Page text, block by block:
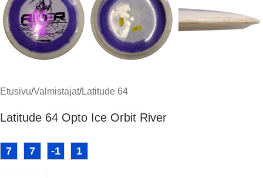
Etusivu/Valmistajat/Latitude 64
Latitude 64 Opto Ice Orbit River
7 7 -1 1